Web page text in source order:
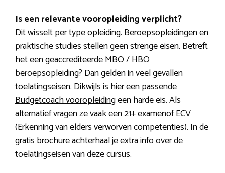
Is een relevante vooropleiding verplicht?
Dit wisselt per type opleiding. Beroepsopleidingen en
praktische studies stellen geen strenge eisen. Betreft
het een geaccrediteerde MBO / HBO
beroepsopleiding? Dan gelden in veel gevallen
toelatingseisen. Dikwijls is hier een passende
Budgetcoach vooropleidingeen harde eis. Als
alternatief vragen ze vaak een 21+ examenof ECV
(Erkenning van elders verworven competenties). In de
gratis brochure achterhaal je extra info over de
toelatingseisen van deze cursus.